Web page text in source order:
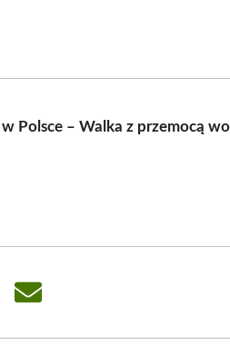
Polsce – Walka z przemocą
Share